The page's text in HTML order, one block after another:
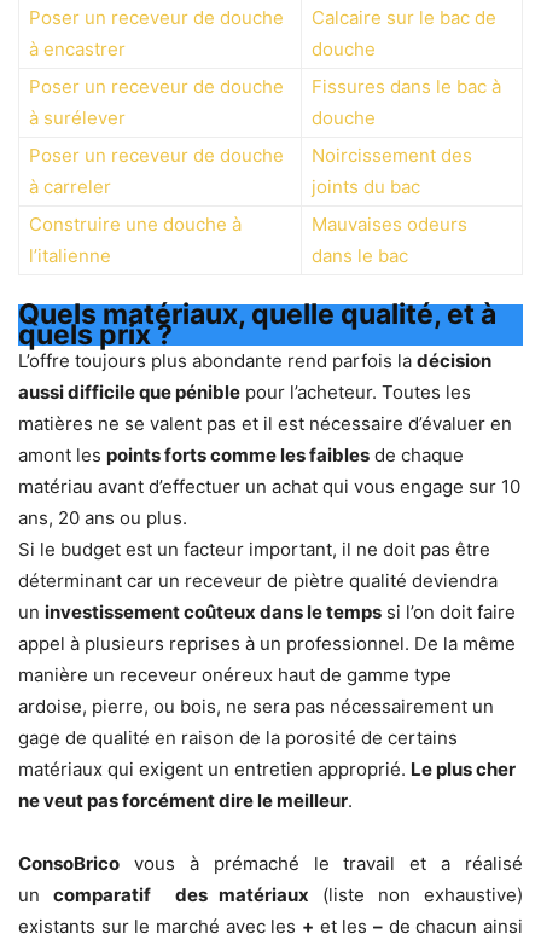
Poser un receveur de douche
à encastrer
Calcaire sur le bac de
douche
Poser un receveur de douche
à surélever
Fissures dans le bac à
douche
Poser un receveur de douche
à carreler
Noircissement des
joints du bac
Construire une douche à
l’italienne
Mauvaises odeurs
dans le bac
Quels matériaux, quelle qualité, et à
quels prix ?
L’offre toujours plus abondante rend parfois la décision
aussi difficile que pénible pour l’acheteur. Toutes les
matières ne se valent pas et il est nécessaire d’évaluer en
amont les points forts comme les faibles de chaque
matériau avant d’effectuer un achat qui vous engage sur 10
ans, 20 ans ou plus.
Si le budget est un facteur important, il ne doit pas être
déterminant car un receveur de piètre qualité deviendra
un investissement coûteux dans le temps si l’on doit faire
appel à plusieurs reprises à un professionnel. De la même
manière un receveur onéreux haut de gamme type
ardoise, pierre, ou bois, ne sera pas nécessairement un
gage de qualité en raison de la porosité de certains
matériaux qui exigent un entretien approprié. Le plus cher
ne veut pas forcément dire le meilleur.
ConsoBrico vous à prémaché le travail et a réalisé
un comparatif des matériaux (liste non exhaustive)
existants sur le marché avec les + et les – de chacun ainsi